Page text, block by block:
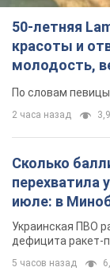
50-летняя
красоты и
молодость,
По словам
2 часа назад
Сколько
перехватила
июле: в
Украинская ПВО
дефицита ракет-
5 часов назад